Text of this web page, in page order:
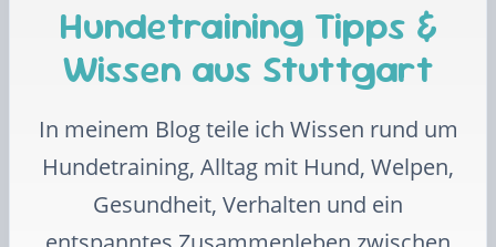
Hundetraining Tipps &
Wissen aus Stuttgart
In meinem Blog teile ich Wissen rund um
Hundetraining, Alltag mit Hund, Welpen,
Gesundheit, Verhalten und ein